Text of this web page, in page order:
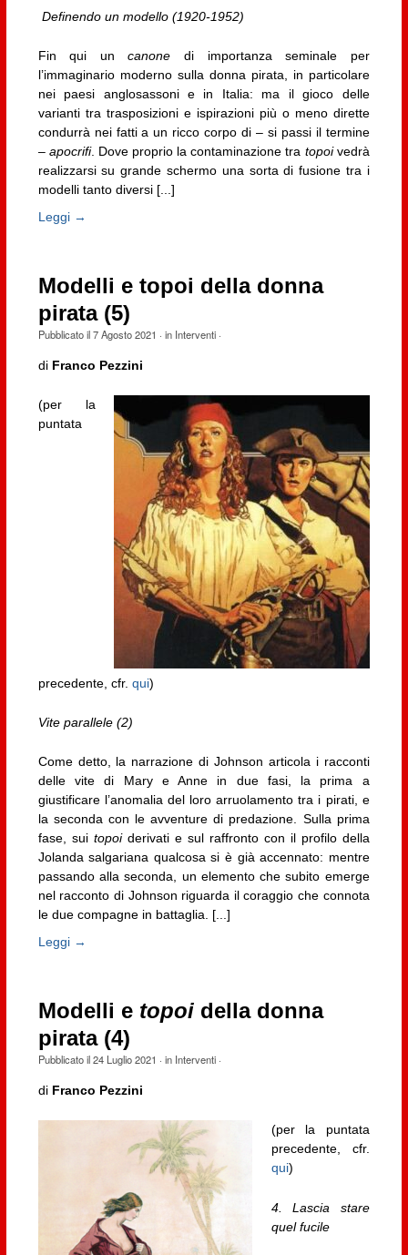
Definendo un modello (1920-1952)
Fin qui uncanone di importanza seminale per
l’immaginario moderno sulla donna pirata, in particolare
nei paesi anglosassoni e in Italia: ma il gioco delle
varianti tra trasposizioni e ispirazioni più o meno dirette
condurrà nei fatti a un ricco corpo di – si passi il termine
– apocrifi. Dove proprio la contaminazione tra topoivedrà
realizzarsi su grande schermo una sorta di fusione tra i
modelli tanto diversi [...]
Leggi →
Modelli e topoi della donna
pirata (5)
Pubblicato il7 Agosto 2021 · in Interventi·
di Franco Pezzini
(per la
puntata
precedente, cfr. qui)
Vite parallele (2)
Come detto, la narrazione di Johnson articola i racconti
delle vite di Mary e Anne in due fasi, la prima a
giustificare l’anomalia del loro arruolamento tra i pirati, e
la seconda con le avventure di predazione. Sulla prima
fase, sui topoiderivati e sul raffronto con il profilo della
Jolanda salgariana qualcosa si è già accennato: mentre
passando alla seconda, un elemento che subito emerge
nel racconto di Johnson riguarda il coraggio che connota
le due compagne in battaglia. [...]
Leggi →
Modelli e topoidella donna
pirata (4)
Pubblicato il24 Luglio 2021 · in Interventi·
di Franco Pezzini
(per la puntata
precedente, cfr.
qui)
4.
Lascia stare
quel fucile